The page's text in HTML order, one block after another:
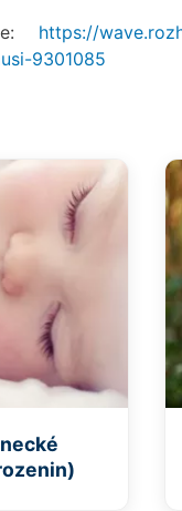
https://
9301085